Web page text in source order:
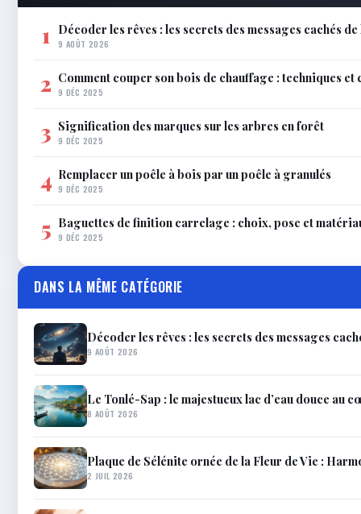
1 Décoder les rêves : les secrets des messages cachés de
9 AOÛT 2026
2 Comment couper son bois de chauffage : techniques et
9 DÉC 2025
3 Signification des marques sur les arbres en forêt
9 DÉC 2025
4 Remplacer un poêle à bois par un poêle à granulés
9 DÉC 2025
5 Baguettes de finition carrelage : choix, pose et
9 DÉC 2025
DANS LA MÊME CATÉGORIE
Décoder les rêves : les secrets des messages
9 AOÛT 2026
Le Tonlé-Sap : le majestueux lac d’eau douce au
8 AOÛT 2026
Plaque de Sélénite ornée de la Fleur de Vie :
2 JUIL 2026